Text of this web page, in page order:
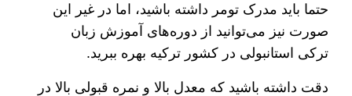
حتما باید مدرک تومر داشته باشید، اما در غیر این
صورت نیز می‌توانید از دوره‌های آموزش زبان
ترکی استانبولی در کشور ترکیه بهره ببرید.
دقت داشته باشید که معدل بالا و نمره قبولی بالا در